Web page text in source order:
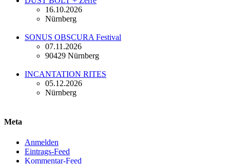
16.10.2026
Nürnberg
SONUS OBSCURA Festival
07.11.2026
90429 Nürnberg
INCANTATION RITES
05.12.2026
Nürnberg
Meta
Anmelden
Eintrags-Feed
Kommentar-Feed